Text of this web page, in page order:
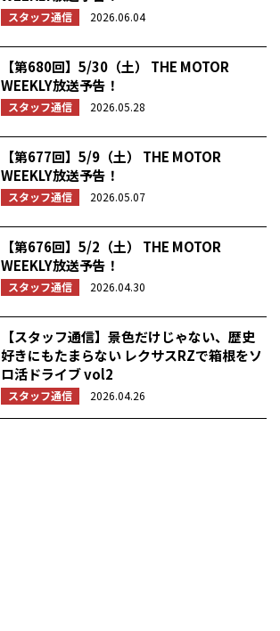
スタッフ通信 2026.06.04
【第680回】5/30（土） THE MOTOR
WEEKLY放送予告！
スタッフ通信 2026.05.28
【第677回】5/9（土） THE MOTOR
WEEKLY放送予告！
スタッフ通信 2026.05.07
【第676回】5/2（土） THE MOTOR
WEEKLY放送予告！
スタッフ通信 2026.04.30
【スタッフ通信】景色だけじゃない、歴史
好きにもたまらない レクサスRZで箱根をソ
ロ活ドライブ vol2
スタッフ通信 2026.04.26